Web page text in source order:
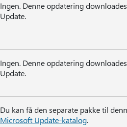
Ingen. Denne opdatering
Update.
Ingen. Denne opdatering
Update.
Du kan få den separate pakke til
Microsoft Update-katalog.